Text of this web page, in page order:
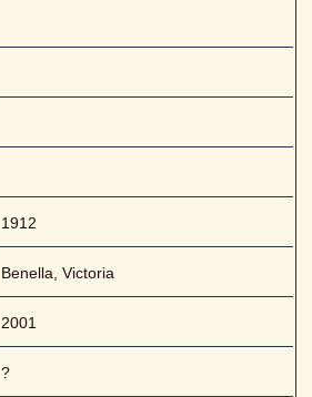
1912
Benella, Victoria
2001
?